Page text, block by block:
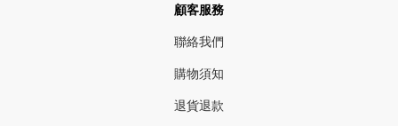
顧客服務
聯絡我們
購物須知
退貨退款